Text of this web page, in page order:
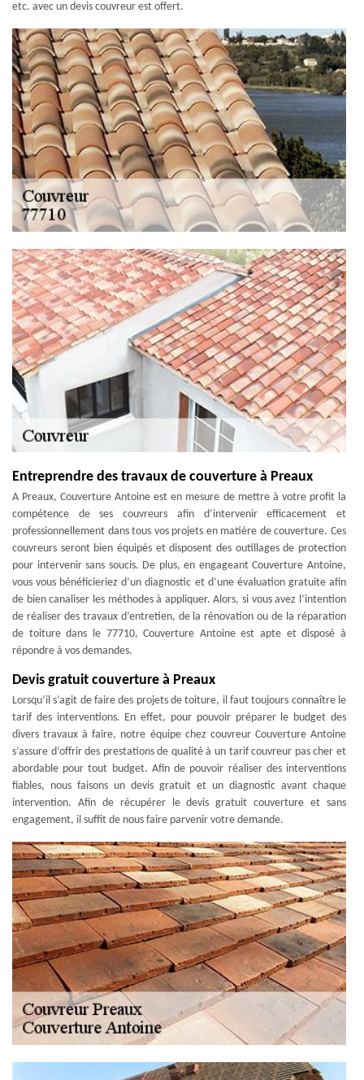
etc. avec un devis couvreur est offert.
Entreprendre des travaux de couverture à Preaux
A Preaux, Couverture Antoine est en mesure de mettre à votre profit la
compétence de ses couvreurs afin d’intervenir efficacement et
professionnellement dans tous vos projets en matière de couverture. Ces
couvreurs seront bien équipés et disposent des outillages de protection
pour intervenir sans soucis. De plus, en engageant Couverture Antoine,
vous vous bénéficieriez d’un diagnostic et d’une évaluation gratuite afin
de bien canaliser les méthodes à appliquer. Alors, si vous avez l’intention
de réaliser des travaux d’entretien, de la rénovation ou de la réparation
de toiture dans le 77710, Couverture Antoine est apte et disposé à
répondre à vos demandes.
Devis gratuit couverture à Preaux
Lorsqu’il s’agit de faire des projets de toiture, il faut toujours connaître le
tarif des interventions. En effet, pour pouvoir préparer le budget des
divers travaux à faire, notre équipe chez couvreur Couverture Antoine
s’assure d’offrir des prestations de qualité à un tarif couvreur pas cher et
abordable pour tout budget. Afin de pouvoir réaliser des interventions
fiables, nous faisons un devis gratuit et un diagnostic avant chaque
intervention. Afin de récupérer le devis gratuit couverture et sans
engagement, il suffit de nous faire parvenir votre demande.